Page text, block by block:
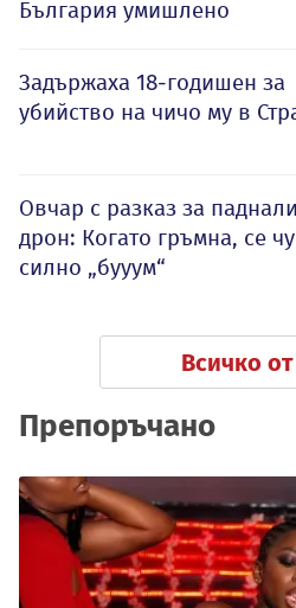
България умишлено
Задържаха 18-годишен за
убийство на чичо му в
Овчар с разказ за
дрон: Когато гръмна, се чу
силно „бууум“
Всичко
Препоръчано